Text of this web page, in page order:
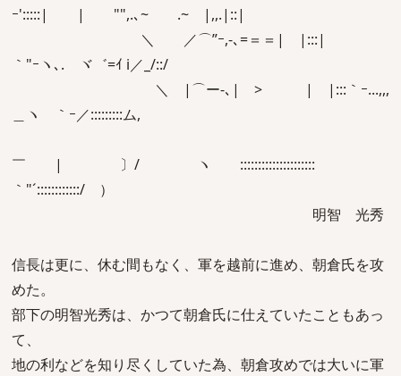
ｰ':::::| | "",.､~ ゞ.~ |,,.|::|
＼ ／⌒”ｰ,-､=＝＝| |:::|
｀"ｰヽ､. ヾ゛=ｲ i／_/::/
＼ |⌒ー-､| > | |:::｀ｰ...,,,
＿ヽ ｀ｰ／:::::::::ム,
￣ | 〕/ ヽ ゞ:::::::::::::::::::::
｀"´::::::::::::/ ）
明智 光秀
信長は更に、休む間もなく、軍を越前に進め、朝倉氏を攻
めた。
部下の明智光秀は、かつて朝倉氏に仕えていたこともあっ
て、
地の利などを知り尽くしていた為、朝倉攻めでは大いに軍